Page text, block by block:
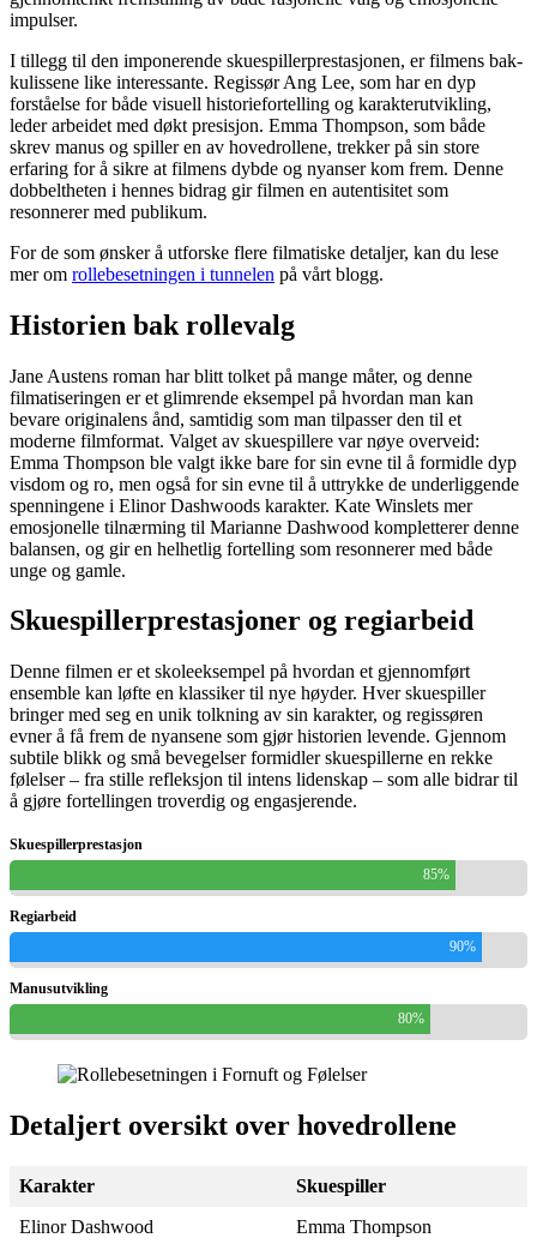
impulser.
I tillegg til den imponerende skuespillerprestasjonen, er filmens bak-
kulissene like interessante. Regissør Ang Lee, som har en dyp
forståelse for både visuell historiefortelling og karakterutvikling,
leder arbeidet med døkt presisjon. Emma Thompson, som både
skrev manus og spiller en av hovedrollene, trekker på sin store
erfaring for å sikre at filmens dybde og nyanser kom frem. Denne
dobbeltheten i hennes bidrag gir filmen en autentisitet som
resonnerer med publikum.
For de som ønsker å utforske flere filmatiske detaljer, kan du lese
mer om rollebesetningen i tunnelen på vårt blogg.
Historien bak rollevalg
Jane Austens roman har blitt tolket på mange måter, og denne
filmatiseringen er et glimrende eksempel på hvordan man kan
bevare originalens ånd, samtidig som man tilpasser den til et
moderne filmformat. Valget av skuespillere var nøye overveid:
Emma Thompson ble valgt ikke bare for sin evne til å formidle dyp
visdom og ro, men også for sin evne til å uttrykke de underliggende
spenningene i Elinor Dashwoods karakter. Kate Winslets mer
emosjonelle tilnærming til Marianne Dashwood kompletterer denne
balansen, og gir en helhetlig fortelling som resonnerer med både
unge og gamle.
Skuespillerprestasjoner og regiarbeid
Denne filmen er et skoleeksempel på hvordan et gjennomført
ensemble kan løfte en klassiker til nye høyder. Hver skuespiller
bringer med seg en unik tolkning av sin karakter, og regissøren
evner å få frem de nyansene som gjør historien levende. Gjennom
subtile blikk og små bevegelser formidler skuespillerne en rekke
følelser – fra stille refleksjon til intens lidenskap – som alle bidrar til
å gjøre fortellingen troverdig og engasjerende.
Skuespillerprestasjon
85%
Regiarbeid
90%
Manusutvikling
80%
Detaljert oversikt over hovedrollene
Karakter
Skuespiller
Elinor Dashwood
Emma Thompson